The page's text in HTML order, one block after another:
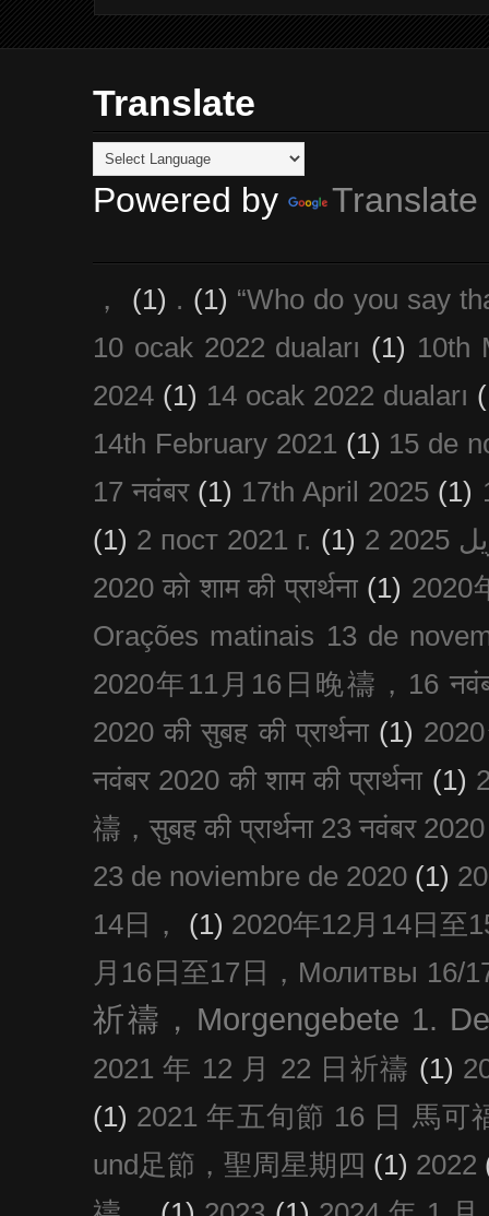
Translate
Powered by Translate
， (1) . (1) “Who do you say
10 ocak 2022 duaları (1) 10th
2024 (1) 14 ocak 2022 duaları
14th February 2021 (1) 15 de
17 नवंबर (1) 17th April 2025 (1)
(1) 2 пост 2021 г. (1)
2020 को शाम की प्रार्थना (1) 2020
Orações matinais 13 de
2020年11月16日晚禱，16
2020 की सुबह की प्रार्थना (1)
नवंबर 2020 की शाम की प्रार्थना (1)
禱，सुबह की प्रार्थना 23 नवंबर 2020
23 de noviembre de 2020 (1)
14日，
(1) 2020年12月14日至
月16日至17日，Молитвы 16/
祈禱，Morgengebete 1.
2021 年 12 月 22 日祈禱 (1)
(1) 2021 年五旬節 16 日 馬可
und足節，聖周星期四 (1) 2022